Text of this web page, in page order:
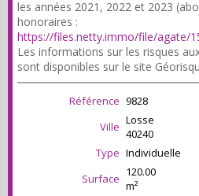
les années 2021, 2022 et 2023
honoraires :
https://files.netty.immo/file/agate/
Les informations sur les risques
sont disponibles sur le site
Référence 9828
Ville Losse
40240
Type Individuelle
Surface 120.00
m²